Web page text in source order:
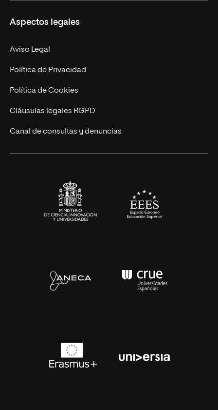
Doctorados
Experto Universitario
Postgrados
Cursos Universitarios
Facultades
Nuestro Equipo
Trabaja en UNIR
Actualidad
UNIR Revista
Eventos
Aspectos legales
Aviso Legal
Política de Privacidad
Política de Cookies
Cláusulas legales RGPD
Canal de consultas y denuncias